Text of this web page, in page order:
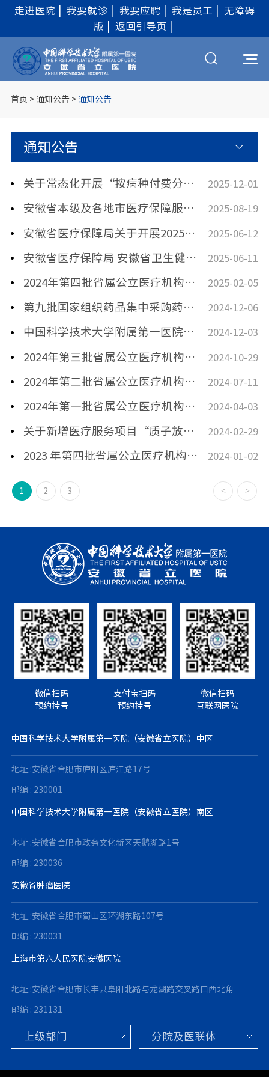
走进医院 我要就诊 我要应聘 我是员工
无障碍
版
返回引导页
首页 > 通知公告 > 通知公告
通知公告
2025-12-01
关于常态化开展“按病种付费分组方案意见征集”工作的通知
2025-08-19
安徽省本级及各地市医疗保障服务咨询电话
2025-06-12
安徽省医疗保障局关于开展2025年定点医药机构违法违规使用医保基金自查自纠工作的通知
2025-06-11
安徽省医疗保障局 安徽省卫生健康委员会 安徽省药品监督管理局关于印发《安徽省 定点医药机构相关人员医保支付资格管理 实施细则（试行）》的通知
2025-02-05
2024年第四批省属公立医疗机构市场调节价项目试行价格表公示及2025年特需项目价格公示
2024-12-06
第九批国家组织药品集中采购药品遴选公示
2024-12-03
中国科学技术大学附属第一医院医用耗材目录
2024-10-29
2024年第三批省属公立医疗机构市场调节价项目试行价格表公示
2024-07-11
2024年第二批省属公立医疗机构市场调节价项目试行价格表
2024-04-03
2024年第一批省属公立医疗机构市场调节价项目试行价格表
2024-02-29
关于新增医疗服务项目“质子放疗”试行自主定价公示
2024-01-02
2023 年第四批省属公立医疗机构市场调节价项目试行价格表
1 2 3 < >
微信扫码
预约挂号
支付宝扫码
预约挂号
微信扫码
互联网医院
中国科学技术大学附属第一医院（安徽省立医院）中区
地址 :安徽省合肥市庐阳区庐江路17号
邮编 : 230001
中国科学技术大学附属第一医院（安徽省立医院）南区
地址 :安徽省合肥市政务文化新区天鹅湖路1号
邮编 : 230036
安徽省肿瘤医院
地址 :安徽省合肥市蜀山区环湖东路107号
邮编 : 230031
上海市第六人民医院安徽医院
地址 :安徽省合肥市长丰县阜阳北路与龙湖路交叉路口西北角
邮编 : 231131